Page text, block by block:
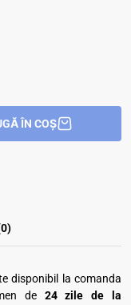
ÎN COȘ
disponibil la comanda
de 24 zile de la